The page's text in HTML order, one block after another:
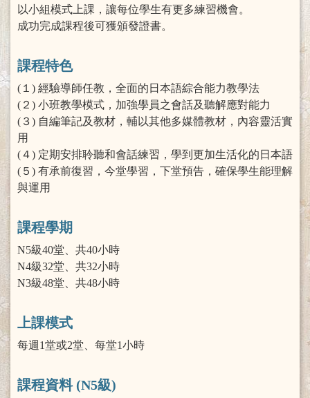
以小組模式上課，讓每位學生有更多練習機會。
成功完成課程後可獲頒發證書。
課程特色
(１) 經驗導師任教，全面的日本語綜合能力教學法
(２) 小班教學模式，加強學員之會話及聽解應對能力
(３) 自編筆記及教材，輔以其他多媒體教材，內容靈活實
用
(４) 定期安排聆聽和會話練習，學到更加生活化的日本語
(５) 有承前復習，今堂學習，下堂預告，確保學生能理解
與運用
課程學期
N5級40堂、共40小時
N4級32堂、共32小時
N3級48堂、共48小時
上課模式
每週1堂或2堂、每堂1小時
課程資料 (N5級)